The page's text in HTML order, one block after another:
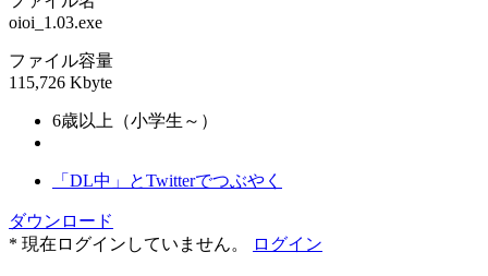
oioi_1.03.exe
ファイル容量
115,726 Kbyte
6歳以上（小学生～）
「DL中」とTwitterでつぶやく
ダウンロード
* 現在ログインしていません。
ログイン